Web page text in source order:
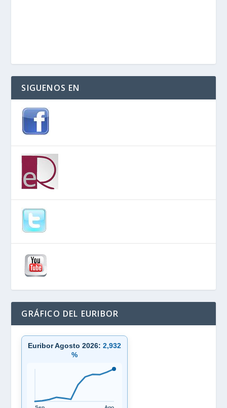
SIGUENOS EN
GRÁFICO DEL EURIBOR
Euribor Agosto 2026:2,932
%